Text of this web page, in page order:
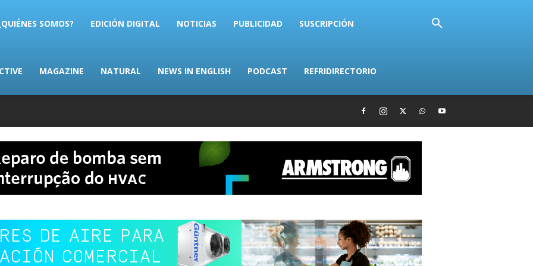
SOMOS? EDICIÓN DIGITAL NOTICIAS PUBLICIDAD SUSCRIPCIÓN
MAGAZINE NATURAL NEWS IN ENGLISH PODCAST REFRIDIRECTORIO